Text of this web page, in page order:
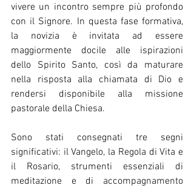
vivere un incontro sempre più profondo
con il Signore. In questa fase formativa,
la novizia è invitata ad essere
maggiormente docile alle ispirazioni
dello Spirito Santo, così da maturare
nella risposta alla chiamata di Dio e
rendersi disponibile alla missione
pastorale della Chiesa.
Sono stati consegnati tre segni
significativi: il Vangelo, la Regola di Vita e
il Rosario, strumenti essenziali di
meditazione e di accompagnamento